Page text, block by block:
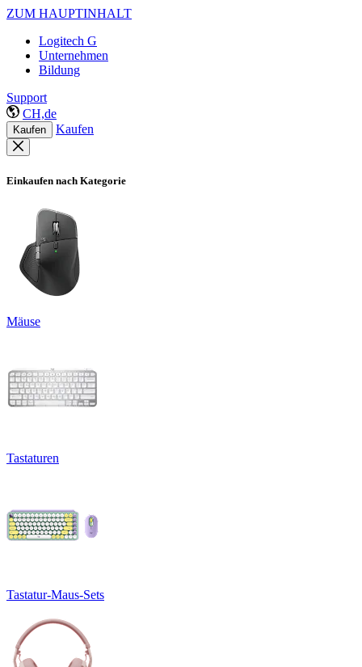
ZUM HAUPTINHALT
Logitech G
Unternehmen
Bildung
Support
CH,de
Kaufen Kaufen
Einkaufen nach Kategorie
Mäuse
Tastaturen
Tastatur-Maus-Sets